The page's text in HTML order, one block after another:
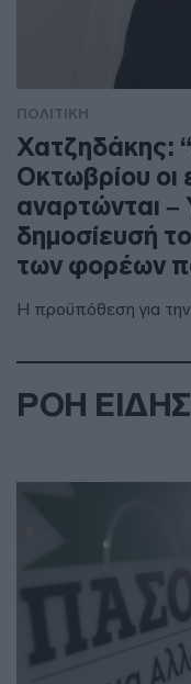
ΠΟΛΙΤΙΚΗ
Χατζηδάκης:
Οκτωβρίου οι
αναρτώνται –
δημοσίευσή
των φορέων
Η προϋπόθεση για την
ΡΟΗ